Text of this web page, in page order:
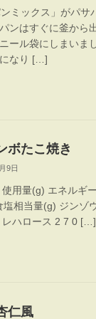
ミックス」がパ
ンはすぐに釜から
ール袋にしまいま
なり […]
ボたこ焼き
9日
用量(g) エネルギ
塩相当量(g) ジンゾ
レハロース 2 7 0 […]
仁風